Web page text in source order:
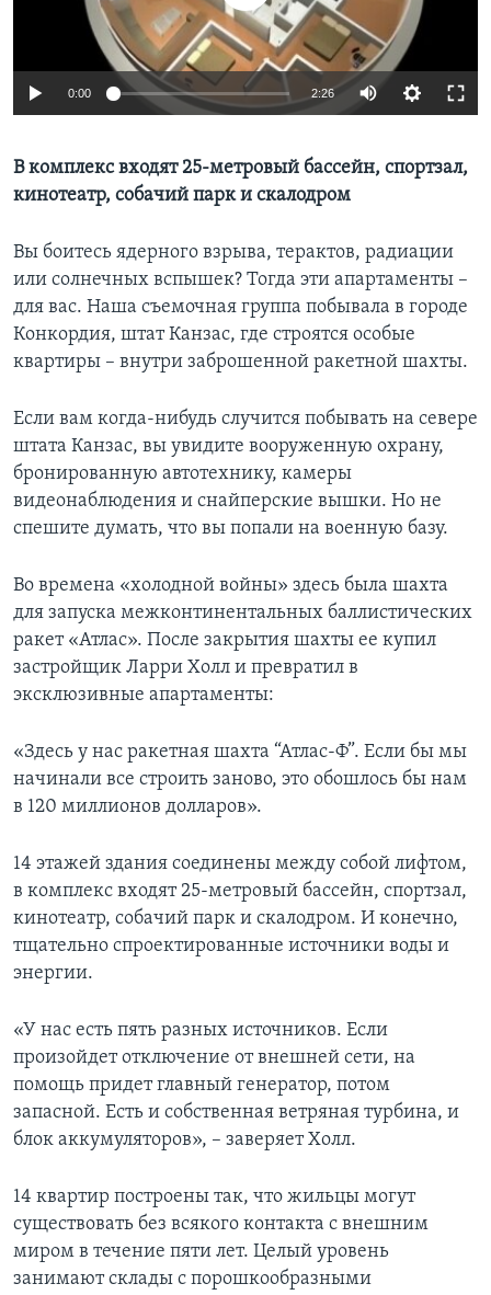
Learning English
СОЦИАЛЬНЫЕ СЕТИ
Языки
0:00 2:26
В комплекс входят 25-метровый бассейн, спортзал,
кинотеатр, собачий парк и скалодром
Вы боитесь ядерного взрыва, терактов, радиации
или солнечных вспышек? Тогда эти апартаменты –
для вас. Наша съемочная группа побывала в городе
Конкордия, штат Канзас, где строятся особые
квартиры – внутри заброшенной ракетной шахты.
Если вам когда-нибудь случится побывать на севере
штата Канзас, вы увидите вооруженную охрану,
бронированную автотехнику, камеры
видеонаблюдения и снайперские вышки. Но не
спешите думать, что вы попали на военную базу.
Во времена «холодной войны» здесь была шахта
для запуска межконтинентальных баллистических
ракет «Атлас». После закрытия шахты ее купил
застройщик Ларри Холл и превратил в
эксклюзивные апартаменты:
«Здесь у нас ракетная шахта “Атлас-Ф”. Если бы мы
начинали все строить заново, это обошлось бы нам
в 120 миллионов долларов».
14 этажей здания соединены между собой лифтом,
в комплекс входят 25-метровый бассейн, спортзал,
кинотеатр, собачий парк и скалодром. И конечно,
тщательно спроектированные источники воды и
энергии.
«У нас есть пять разных источников. Если
произойдет отключение от внешней сети, на
помощь придет главный генератор, потом
запасной. Есть и собственная ветряная турбина, и
блок аккумуляторов», – заверяет Холл.
14 квартир построены так, что жильцы могут
существовать без всякого контакта с внешним
миром в течение пяти лет. Целый уровень
занимают склады с порошкообразными